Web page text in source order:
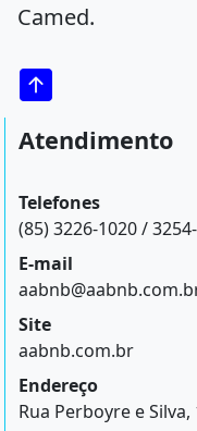
Camed.
Atendimento
Telefones
(85) 3226-1020 /
E-mail
Site
aabnb.com.br
Endereço
Rua Perboyre e Silva,